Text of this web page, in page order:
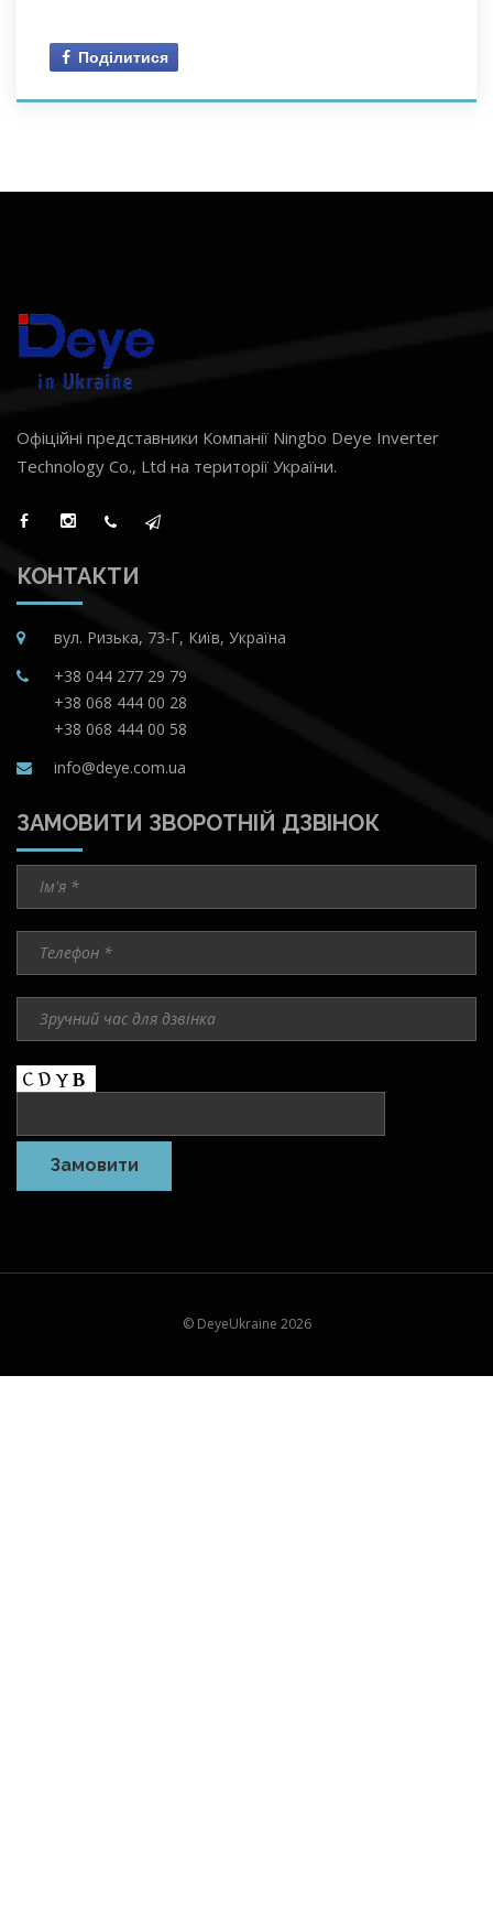
Поділитися
Офіційні представники Компанії Ningbo Deye Inverter
Technology Co., Ltd на території України.
КОНТАКТИ
вул. Ризька, 73-Г, Київ, Україна
+38 044 277 29 79
+38 068 444 00 28
+38 068 444 00 58
info@deye.com.ua
ЗАМОВИТИ ЗВОРОТНІЙ ДЗВІНОК
© DeyeUkraine 2026